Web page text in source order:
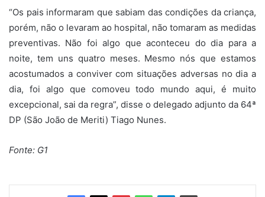
“Os pais informaram que sabiam das condições da criança,
porém, não o levaram ao hospital, não tomaram as medidas
preventivas. Não foi algo que aconteceu do dia para a
noite, tem uns quatro meses. Mesmo nós que estamos
acostumados a conviver com situações adversas no dia a
dia, foi algo que comoveu todo mundo aqui, é muito
excepcional, sai da regra”, disse o delegado adjunto da 64ª
DP (São João de Meriti) Tiago Nunes.
Fonte: G1